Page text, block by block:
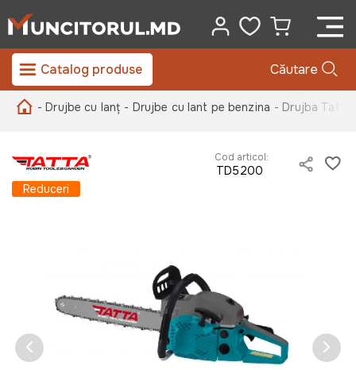
Catalog produse Căutare
- Drujbe cu lanț - Drujbe cu lant pe benzina - Drujba Tatta
Cod articol:
TD5200
Reduceri